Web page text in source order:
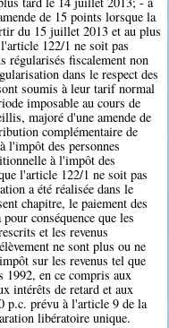
de 15 points lorsque la
du 15 juillet 2013 et au plus
122/1 ne soit pas
régularisés fiscalement non
dans le respect des
soumis à leur tarif normal
imposable au cours de
majoré d'une amende de
complémentaire de
l'impôt des personnes
à l'impôt des
l'article 122/1 ne soit pas
a été réalisée dans le
chapitre, le paiement des
conséquence que les
et les revenus
ne sont plus ou ne
sur les revenus tel que
1992, en ce compris aux
intérêts de retard et aux
p.c. prévu à l'article 9 de la
libératoire unique.